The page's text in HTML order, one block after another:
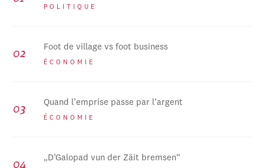
POLITIQUE
Foot de village vs foot business
ÉCONOMIE
Quand l’emprise passe par l’argent
ÉCONOMIE
„D’Galopad vun der Zäit bremsen“